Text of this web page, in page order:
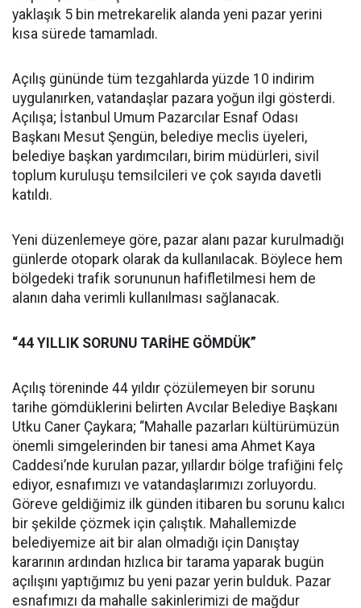
yaklaşık 5 bin metrekarelik alanda yeni pazar yerini
kısa sürede tamamladı.
Açılış gününde tüm tezgahlarda yüzde 10 indirim
uygulanırken, vatandaşlar pazara yoğun ilgi gösterdi.
Açılışa; İstanbul Umum Pazarcılar Esnaf Odası
Başkanı Mesut Şengün, belediye meclis üyeleri,
belediye başkan yardımcıları, birim müdürleri, sivil
toplum kuruluşu temsilcileri ve çok sayıda davetli
katıldı.
Yeni düzenlemeye göre, pazar alanı pazar kurulmadığı
günlerde otopark olarak da kullanılacak. Böylece hem
bölgedeki trafik sorununun hafifletilmesi hem de
alanın daha verimli kullanılması sağlanacak.
“44 YILLIK SORUNU TARİHE GÖMDÜK”
Açılış töreninde 44 yıldır çözülemeyen bir sorunu
tarihe gömdüklerini belirten Avcılar Belediye Başkanı
Utku Caner Çaykara; “Mahalle pazarları kültürümüzün
önemli simgelerinden bir tanesi ama Ahmet Kaya
Caddesi’nde kurulan pazar, yıllardır bölge trafiğini felç
ediyor, esnafımızı ve vatandaşlarımızı zorluyordu.
Göreve geldiğimiz ilk günden itibaren bu sorunu kalıcı
bir şekilde çözmek için çalıştık. Mahallemizde
belediyemize ait bir alan olmadığı için Danıştay
kararının ardından hızlıca bir tarama yaparak bugün
açılışını yaptığımız bu yeni pazar yerin bulduk. Pazar
esnafımızı da mahalle sakinlerimizi de mağdur